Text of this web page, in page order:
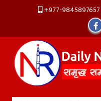
+977-9845897657